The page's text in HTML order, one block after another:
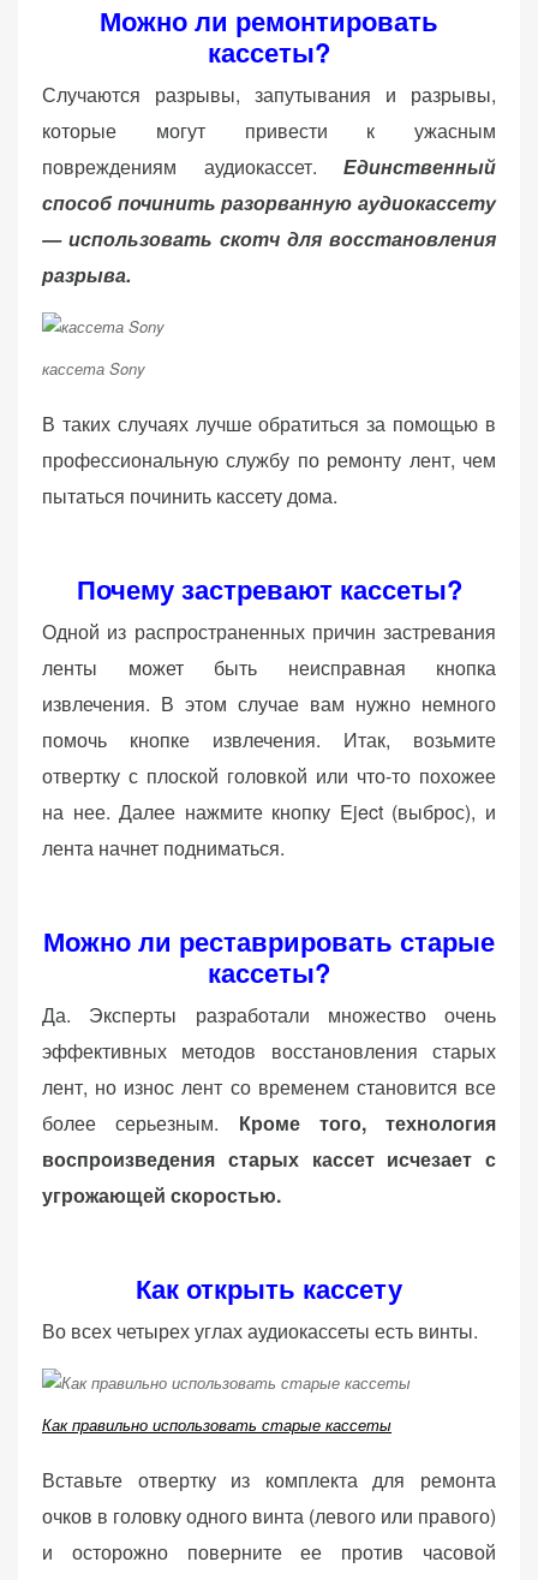
Можно ли ремонтировать
кассеты?
Случаются разрывы, запутывания и разрывы,
которые могут привести к ужасным
повреждениям аудиокассет. Единственный
способ починить разорванную аудиокассету
— использовать скотч для восстановления
разрыва.
кассета Sony
В таких случаях лучше обратиться за помощью в
профессиональную службу по ремонту лент, чем
пытаться починить кассету дома.
Почему застревают кассеты?
Одной из распространенных причин застревания
ленты может быть неисправная кнопка
извлечения. В этом случае вам нужно немного
помочь кнопке извлечения. Итак, возьмите
отвертку с плоской головкой или что-то похожее
на нее. Далее нажмите кнопку Eject (выброс), и
лента начнет подниматься.
Можно ли реставрировать старые
кассеты?
Да. Эксперты разработали множество очень
эффективных методов восстановления старых
лент, но износ лент со временем становится все
более серьезным. Кроме того, технология
воспроизведения старых кассет исчезает с
угрожающей скоростью.
Как открыть кассету
Во всех четырех углах аудиокассеты есть винты.
Как правильно использовать старые кассеты
Вставьте отвертку из комплекта для ремонта
очков в головку одного винта (левого или правого)
и осторожно поверните ее против часовой